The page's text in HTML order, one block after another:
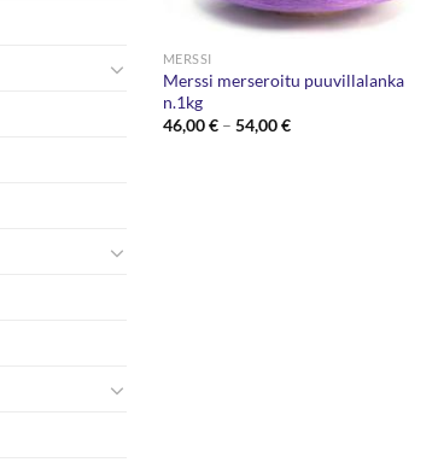
MERSSI
Merssi merseroitu puuvillalanka
n.1kg
46,00€ – 54,00€Hintaluokka: